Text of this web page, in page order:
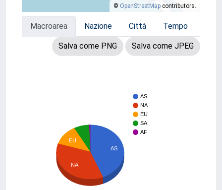
© OpenStreetMap contributors.
Macroarea Nazione Città Tempo
Salva come PNG Salva come JPEG
AS
NA
EU
SA
AF
AS
EU
NA